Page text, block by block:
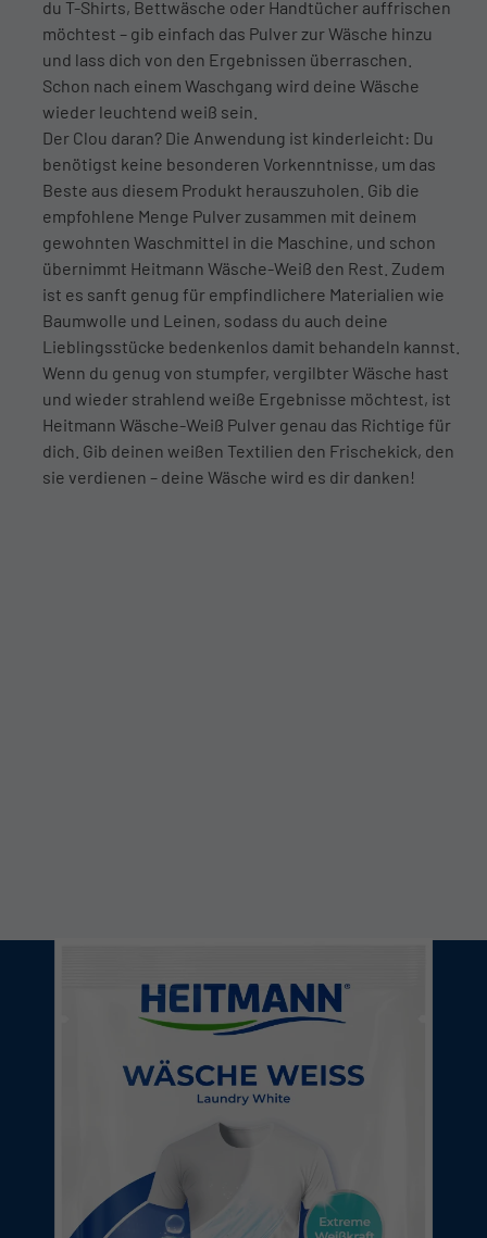
du T-Shirts, Bettwäsche oder Handtücher auffrischen
möchtest – gib einfach das Pulver zur Wäsche hinzu
und lass dich von den Ergebnissen überraschen.
Schon nach einem Waschgang wird deine Wäsche
wieder leuchtend weiß sein.
Der Clou daran? Die Anwendung ist kinderleicht: Du
benötigst keine besonderen Vorkenntnisse, um das
Beste aus diesem Produkt herauszuholen. Gib die
empfohlene Menge Pulver zusammen mit deinem
gewohnten Waschmittel in die Maschine, und schon
übernimmt Heitmann Wäsche-Weiß den Rest. Zudem
ist es sanft genug für empfindlichere Materialien wie
Baumwolle und Leinen, sodass du auch deine
Lieblingsstücke bedenkenlos damit behandeln kannst.
Wenn du genug von stumpfer, vergilbter Wäsche hast
und wieder strahlend weiße Ergebnisse möchtest, ist
Heitmann Wäsche-Weiß Pulver genau das Richtige für
dich. Gib deinen weißen Textilien den Frischekick, den
sie verdienen – deine Wäsche wird es dir danken!